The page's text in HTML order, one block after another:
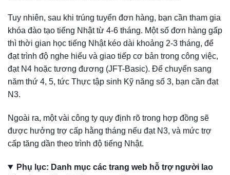
Tuy nhiên, sau khi trúng tuyển đơn hàng, bạn cần tham gia
khóa đào tạo tiếng Nhật từ 4-6 tháng. Một số đơn hàng gấp
thì thời gian học tiếng Nhật kéo dài khoảng 2-3 tháng, để
đạt trình độ nghe hiểu và giao tiếp cơ bản trong công việc,
đạt N4 hoặc tương đương (JFT-Basic). Để chuyển sang
năm thứ 4, 5, tức Thực tập sinh Kỹ năng số 3, bạn cần đạt
N3.
Ngoài ra, một vài công ty quy định rõ trong hợp đồng sẽ
được hưởng trợ cấp hằng tháng nếu đạt N3, và mức trợ
cấp tăng dần theo trình độ tiếng Nhật.
Phụ lục: Danh mục các trang web hỗ trợ người lao